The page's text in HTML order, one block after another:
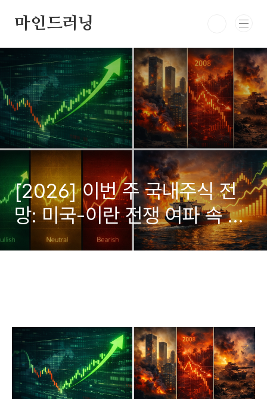
마인드러닝
[2026] 이번 주 국내주식 전
망: 미국-이란 전쟁 여파 속 코
스피 반등, 과거 사례로 보는